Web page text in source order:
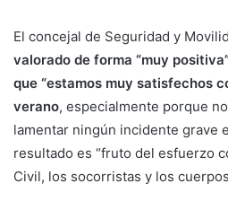
El concejal de Seguridad y
valorado de forma “muy
que “estamos muy satisfechos
verano, especialmente porque
lamentar ningún incidente grave
resultado es “fruto del esfuerzo
Civil, los socorristas y los